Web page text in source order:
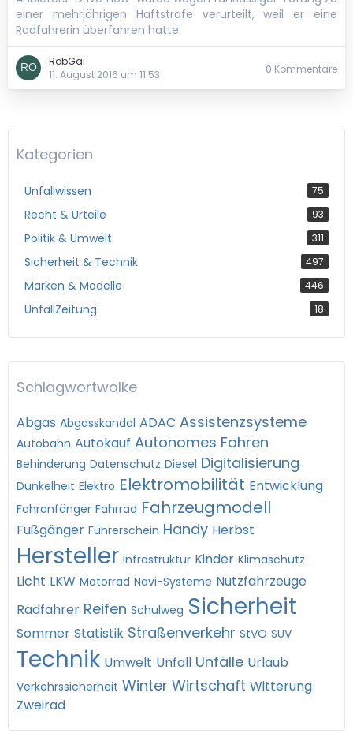
einer mehrjährigen Haftstrafe verurteilt, weil er eine
Radfahrerin überfahren hatte.
RobGal
11. August 2016 um 11:53
0 Kommentare
Kategorien
Unfallwissen 75
Recht & Urteile 93
Politik & Umwelt 311
Sicherheit & Technik 497
Marken & Modelle 446
UnfallZeitung 18
Schlagwortwolke
Abgas Abgasskandal ADAC Assistenzsysteme
Autobahn Autokauf Autonomes Fahren
Behinderung Datenschutz Diesel Digitalisierung
Dunkelheit Elektro Elektromobilität Entwicklung
Fahranfänger Fahrrad Fahrzeugmodell
Fußgänger Führerschein Handy Herbst
Hersteller Infrastruktur Kinder Klimaschutz
Licht LKW Motorrad Navi-Systeme Nutzfahrzeuge
Radfahrer Reifen Schulweg Sicherheit
Sommer Statistik Straßenverkehr StVO SUV
Technik Umwelt Unfall Unfälle Urlaub
Verkehrssicherheit Winter Wirtschaft Witterung
Zweirad